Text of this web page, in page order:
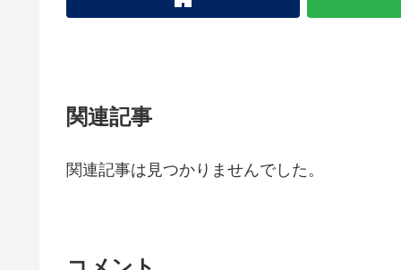
関連記事
関連記事は見つかりませんでした。